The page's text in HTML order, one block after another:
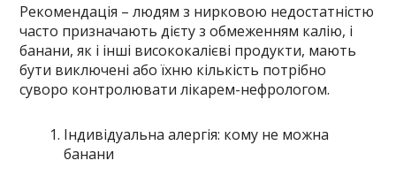
Рекомендація – людям з нирковою недостатністю
часто призначають дієту з обмеженням калію, і
банани, як і інші висококалієві продукти, мають
бути виключені або їхню кількість потрібно
суворо контролювати лікарем-нефрологом.
Індивідуальна алергія: кому не можна
банани